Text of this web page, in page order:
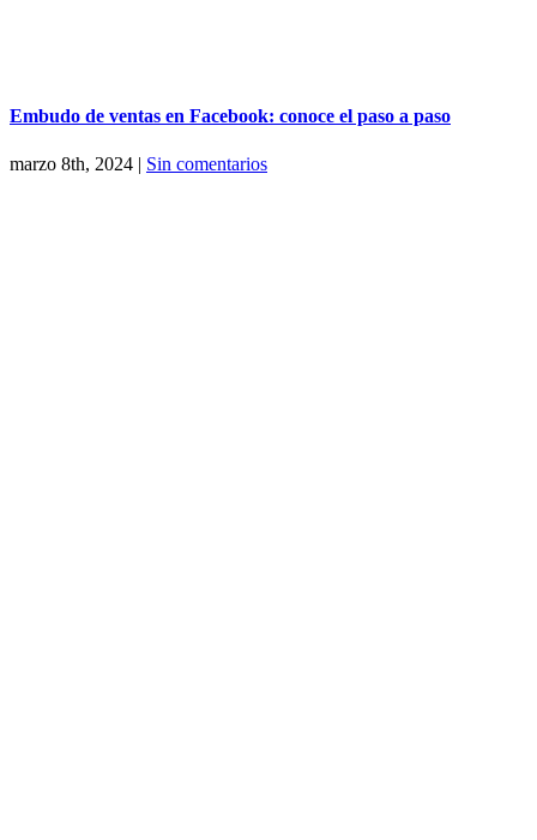
Embudo de ventas en Facebook: conoce el paso a paso
marzo 8th, 2024 | Sin comentarios